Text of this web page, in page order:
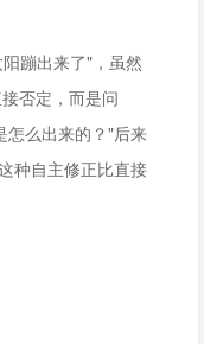
蹦出来了"，虽然
否定，而是问
怎么出来的？"后来
种自主修正比直接